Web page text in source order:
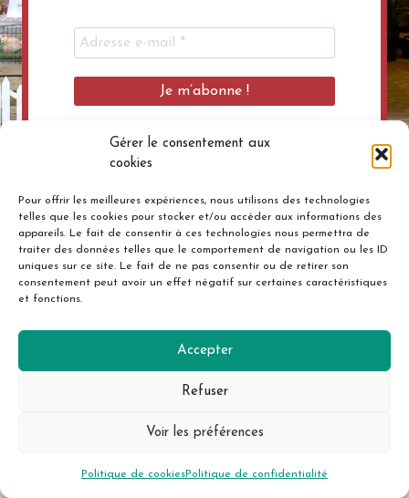
Gérer le consentement aux
cookies
Pour offrir les meilleures expériences, nous utilisons des technologies
telles que les cookies pour stocker et/ou accéder aux informations des
appareils. Le fait de consentir à ces technologies nous permettra de
traiter des données telles que le comportement de navigation ou les ID
uniques sur ce site. Le fait de ne pas consentir ou de retirer son
consentement peut avoir un effet négatif sur certaines caractéristiques
et fonctions.
Accepter
Refuser
Voir les préférences
Politique de cookiesPolitique de confidentialité